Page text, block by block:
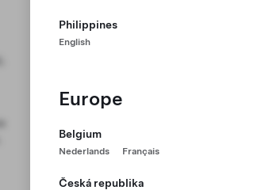
Philippines
English
Europe
Belgium
Nederlands Français
Česká republika